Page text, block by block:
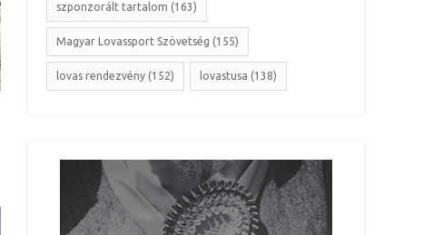
szponzorált tartalom (163)
Magyar Lovassport Szövetség (155)
lovas rendezvény (152) lovastusa (138)